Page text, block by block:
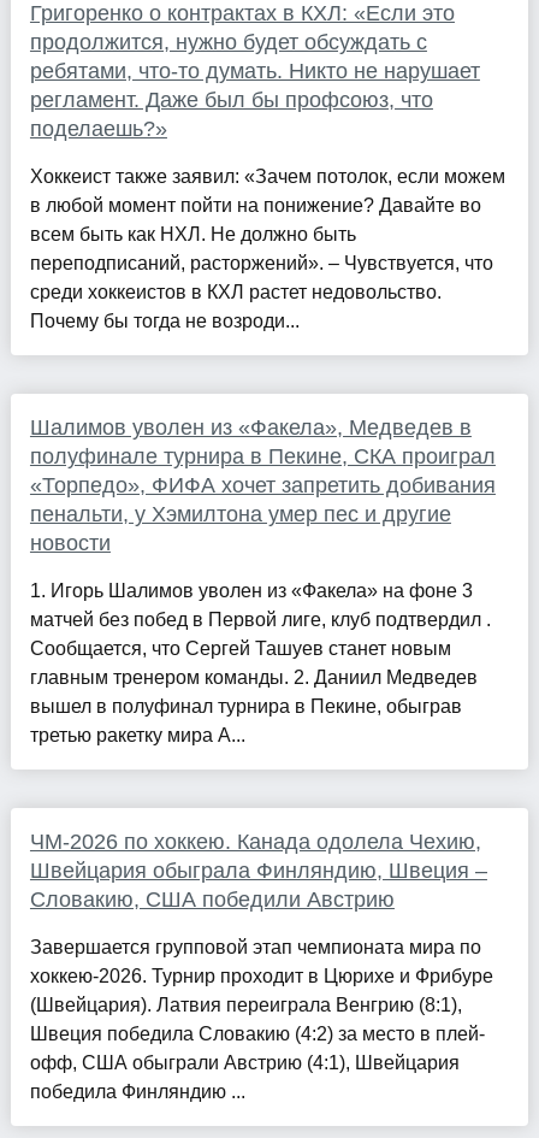
Григоренко о контрактах в КХЛ: «Если это
продолжится, нужно будет обсуждать с
ребятами, что-то думать. Никто не нарушает
регламент. Даже был бы профсоюз, что
поделаешь?»
Хоккеист также заявил: «Зачем потолок, если можем
в любой момент пойти на понижение? Давайте во
всем быть как НХЛ. Не должно быть
переподписаний, расторжений». – Чувствуется, что
среди хоккеистов в КХЛ растет недовольство.
Почему бы тогда не возроди...
Шалимов уволен из «Факела», Медведев в
полуфинале турнира в Пекине, СКА проиграл
«Торпедо», ФИФА хочет запретить добивания
пенальти, у Хэмилтона умер пес и другие
новости
1. Игорь Шалимов уволен из «Факела» на фоне 3
матчей без побед в Первой лиге, клуб подтвердил .
Сообщается, что Сергей Ташуев станет новым
главным тренером команды. 2. Даниил Медведев
вышел в полуфинал турнира в Пекине, обыграв
третью ракетку мира А...
ЧМ-2026 по хоккею. Канада одолела Чехию,
Швейцария обыграла Финляндию, Швеция –
Словакию, США победили Австрию
Завершается групповой этап чемпионата мира по
хоккею-2026. Турнир проходит в Цюрихе и Фрибуре
(Швейцария). Латвия переиграла Венгрию (8:1),
Швеция победила Словакию (4:2) за место в плей-
офф, США обыграли Австрию (4:1), Швейцария
победила Финляндию ...